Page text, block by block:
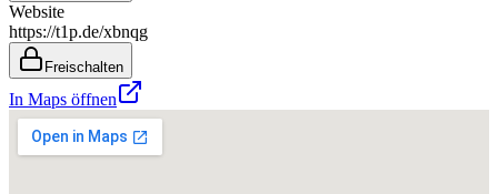
Website
https://t1p.de/xbnqg
Freischalten
In Maps öffnen